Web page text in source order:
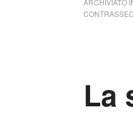
ARCHIVIATO
La